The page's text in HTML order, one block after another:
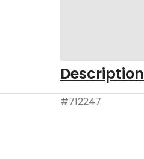
Description
#712247